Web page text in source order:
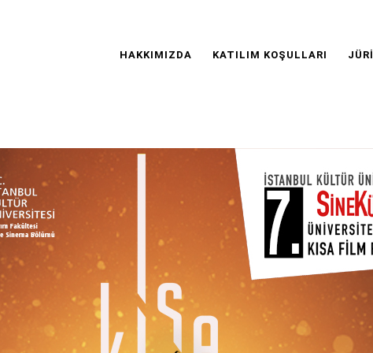
Navigation
HAKKIMIZDA KATILIM KOŞULLARI JÜRİ